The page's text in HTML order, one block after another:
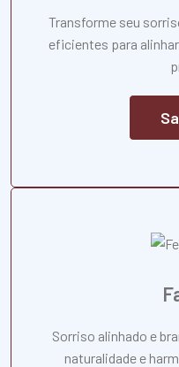
Transforme seu
eficientes para
Sorriso alinhado e
naturalidade e